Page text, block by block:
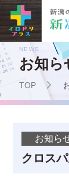
NEWS
お知ら
TOP
お知ら
クロス